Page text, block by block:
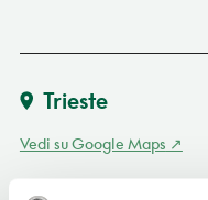
Trieste
Vedi su Google Maps